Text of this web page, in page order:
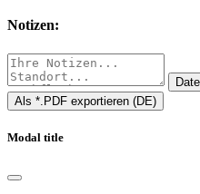
Notizen:
Als *.PDF exportieren (DE)
Modal title